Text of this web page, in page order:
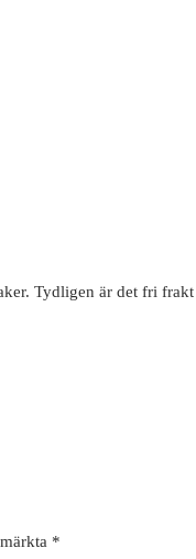
Tydligen är det fri
*